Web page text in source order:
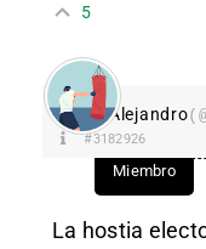
5
Alejandro
#3182926
Miembro
La hostia